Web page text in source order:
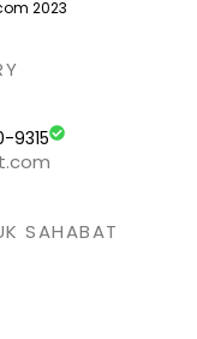
2023
9315
SAHABAT